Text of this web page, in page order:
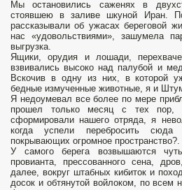
Мы остановились саженях в
стоявшею в заливе шкуной Иран.
рассказывали об ужасах береговой
нас «удовольствиями», зашумела
выгрузка.
Ящики, орудия и лошади,
взвивались высоко над палубой и
Вскочив в одну из них, в которой
бедные измученные животные, я и
Я недоумевал все более по мере
прошел только месяц с тех пор,
сформировали нашего отряда, я
когда успели перебросить
покрывающих огромное пространство?.
У самого берега возвышаются
провианта, прессованного сена,
далее, вокруг штабных кибиток и
досок и обтянутой войлоком, по всем